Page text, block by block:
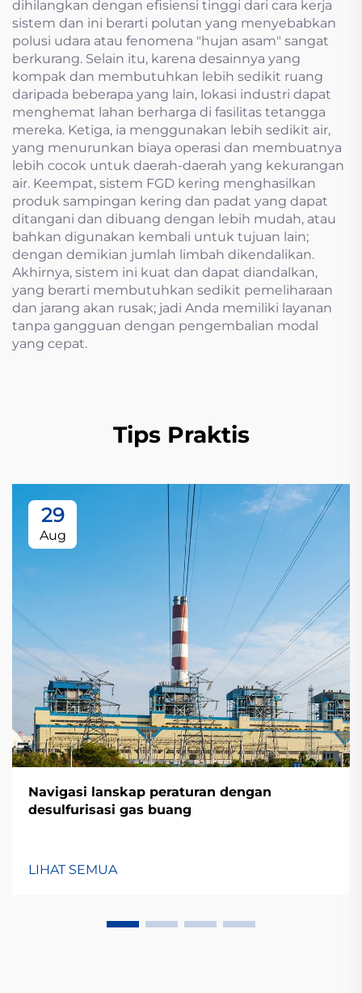
dihilangkan dengan efisiensi tinggi dari cara kerja
sistem dan ini berarti polutan yang menyebabkan
polusi udara atau fenomena "hujan asam" sangat
berkurang. Selain itu, karena desainnya yang
kompak dan membutuhkan lebih sedikit ruang
daripada beberapa yang lain, lokasi industri dapat
menghemat lahan berharga di fasilitas tetangga
mereka. Ketiga, ia menggunakan lebih sedikit air,
yang menurunkan biaya operasi dan membuatnya
lebih cocok untuk daerah-daerah yang kekurangan
air. Keempat, sistem FGD kering menghasilkan
produk sampingan kering dan padat yang dapat
ditangani dan dibuang dengan lebih mudah, atau
bahkan digunakan kembali untuk tujuan lain;
dengan demikian jumlah limbah dikendalikan.
Akhirnya, sistem ini kuat dan dapat diandalkan,
yang berarti membutuhkan sedikit pemeliharaan
dan jarang akan rusak; jadi Anda memiliki layanan
tanpa gangguan dengan pengembalian modal
yang cepat.
Tips Praktis
29
Aug
Navigasi lanskap peraturan dengan
desulfurisasi gas buang
LIHAT SEMUA